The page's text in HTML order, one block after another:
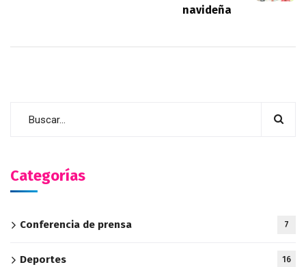
navideña
Categorías
Conferencia de prensa 7
Deportes 16